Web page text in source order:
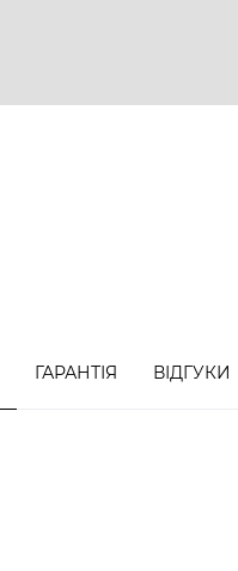
ГАРАНТІЯ ВІДГУКИ